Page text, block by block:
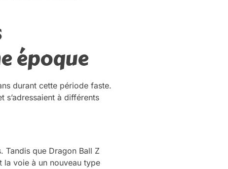
époque
durant cette période faste.
s’adressaient à différents
Tandis que Dragon Ball Z
voie à un nouveau type